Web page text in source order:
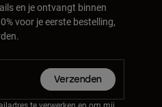
en je ontvangt binnen
voor je eerste bestelling,
Verzenden